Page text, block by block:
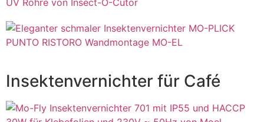
Insektenvernichter für Café